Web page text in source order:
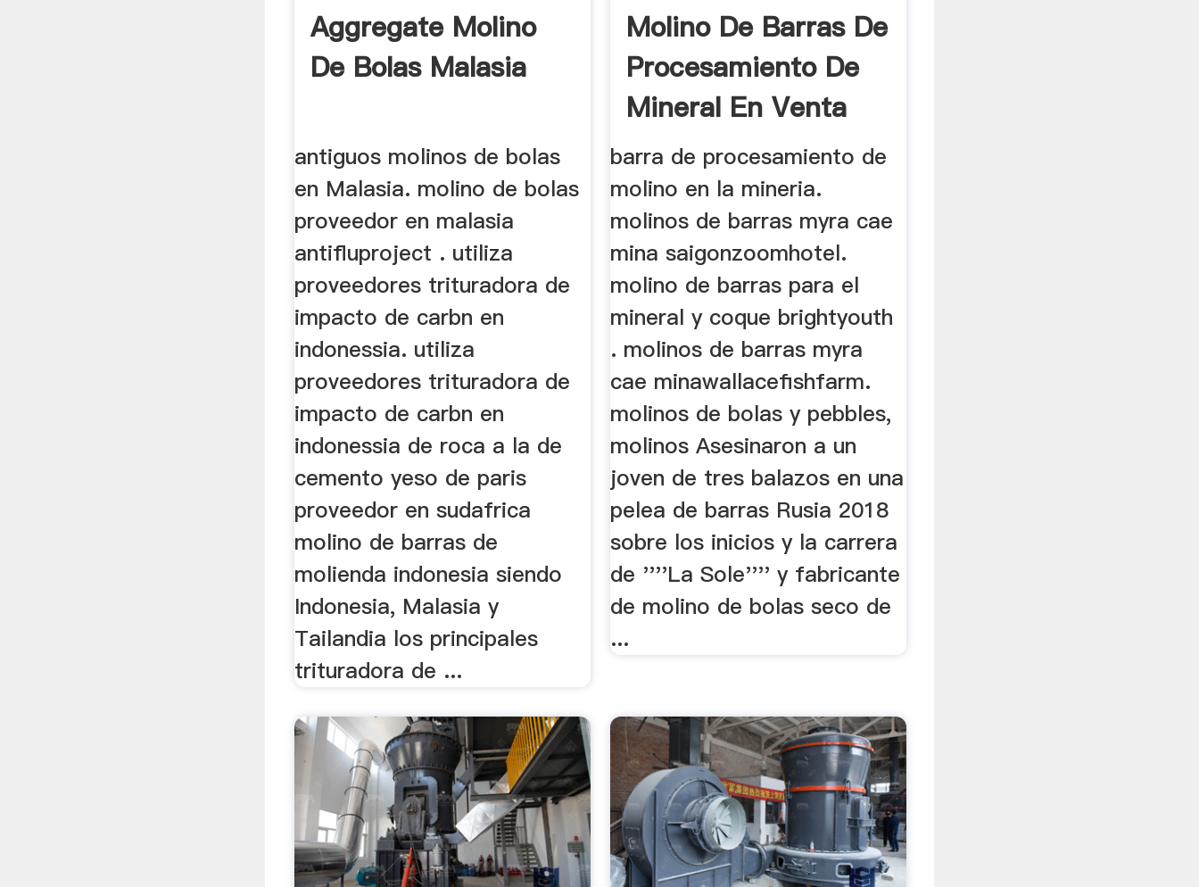
Aggregate Molino
De Bolas Malasia
antiguos molinos de bolas
en Malasia. molino de bolas
proveedor en malasia
antifluproject . utiliza
proveedores trituradora de
impacto de carbn en
indonessia. utiliza
proveedores trituradora de
impacto de carbn en
indonessia de roca a la de
cemento yeso de paris
proveedor en sudafrica
molino de barras de
molienda indonesia siendo
Indonesia, Malasia y
Tailandia los principales
trituradora de ...
Molino De Barras De
Procesamiento De
Mineral En Venta
barra de procesamiento de
molino en la mineria.
molinos de barras myra cae
mina saigonzoomhotel.
molino de barras para el
mineral y coque brightyouth
. molinos de barras myra
cae minawallacefishfarm.
molinos de bolas y pebbles,
molinos Asesinaron a un
joven de tres balazos en una
pelea de barras Rusia 2018
sobre los inicios y la carrera
de ''''La Sole'''' y fabricante
de molino de bolas seco de
...